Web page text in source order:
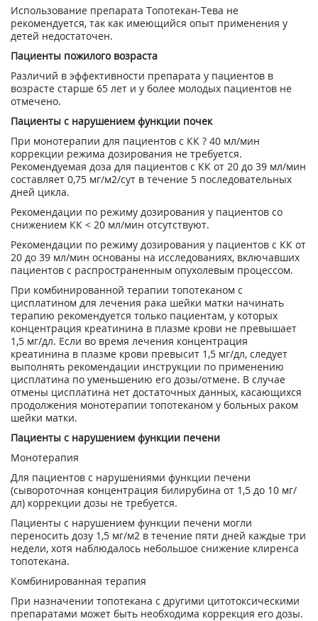
Использование препарата Топотекан-Тева не
рекомендуется, так как имеющийся опыт применения у
детей недостаточен.
Пациенты пожилого возраста
Различий в эффективности препарата у пациентов в
возрасте старше 65 лет и у более молодых пациентов не
отмечено.
Пациенты с нарушением функции почек
При монотерапии для пациентов с КК ? 40 мл/мин
коррекции режима дозирования не требуется.
Рекомендуемая доза для пациентов с КК от 20 до 39 мл/мин
составляет 0,75 мг/м2/сут в течение 5 последовательных
дней цикла.
Рекомендации по режиму дозирования у пациентов со
снижением КК < 20 мл/мин отсутствуют.
Рекомендации по режиму дозирования у пациентов с КК от
20 до 39 мл/мин основаны на исследованиях, включавших
пациентов с распространенным опухолевым процессом.
При комбинированной терапии топотеканом с
цисплатином для лечения рака шейки матки начинать
терапию рекомендуется только пациентам, у которых
концентрация креатинина в плазме крови не превышает
1,5 мг/дл. Если во время лечения концентрация
креатинина в плазме крови превысит 1,5 мг/дл, следует
выполнять рекомендации инструкции по применению
цисплатина по уменьшению его дозы/отмене. В случае
отмены цисплатина нет достаточных данных, касающихся
продолжения монотерапии топотеканом у больных раком
шейки матки.
Пациенты с нарушением функции печени
Монотерапия
Для пациентов с нарушениями функции печени
(сывороточная концентрация билирубина от 1,5 до 10 мг/
дл) коррекции дозы не требуется.
Пациенты с нарушением функции печени могли
переносить дозу 1,5 мг/м2 в течение пяти дней каждые три
недели, хотя наблюдалось небольшое снижение клиренса
топотекана.
Комбинированная терапия
При назначении топотекана с другими цитотоксическими
препаратами может быть необходима коррекция его дозы.